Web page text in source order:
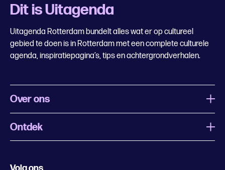
Dit is Uitagenda
Uitagenda Rotterdam bundelt alles wat er op cultureel
gebied te doen is in Rotterdam met een complete culturele
agenda, inspiratiepagina’s, tips en achtergrondverhalen.
Over ons
Wat is Uitagenda Rotterdam
Ontdek